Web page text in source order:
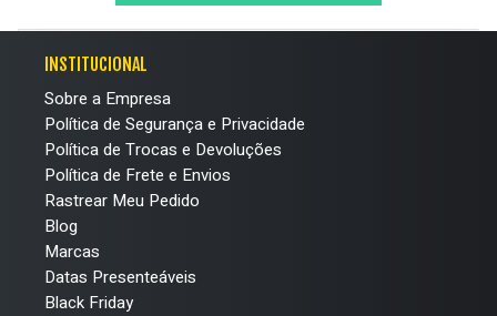
INSTITUCIONAL
Sobre a Empresa
Política de Segurança e Privacidade
Política de Trocas e Devoluções
Política de Frete e Envios
Rastrear Meu Pedido
Blog
Marcas
Datas Presenteáveis
Black Friday